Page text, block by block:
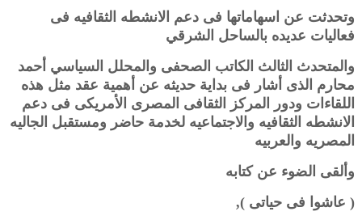
وتحدثت عن اسهاماتها فى دعم الانشطه الثقافيه فى
فعاليات عديده بالساحل الشرقي
والمتحدث الثالث الكاتب الصحفى والمحلل السياسي أحمد
محارم الذى أشار فى بداية حديثه عن أهمية عقد مثل هذه
اللقاءات ودور المركز الثقافى المصرى الأمريكى فى دعم
الانشطه الثقافيه والاجتماعيه لخدمة حاضر ومستقبل الجاليه
المصريه والعربيه
وألقى الضوء عن كتابه
( عاشوا فى حياتى ),